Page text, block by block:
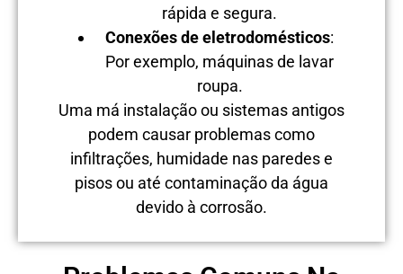
rápida e segura.
Conexões de eletrodomésticos:
Por exemplo, máquinas de lavar
roupa.
Uma má instalação ou sistemas antigos
podem causar problemas como
infiltrações, humidade nas paredes e
pisos ou até contaminação da água
devido à corrosão.